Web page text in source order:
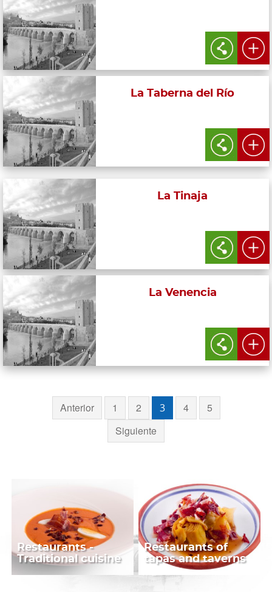
La Taberna del Río
La Tinaja
La Venencia
Anterior 1 2 3 4
5
Siguiente
Restaurants -
Traditional cuisine
Restaurants of
tapas and taverns